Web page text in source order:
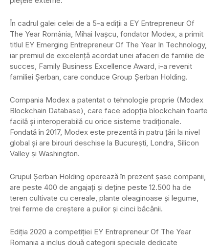
În cadrul galei celei de a 5-a ediții a EY Entrepreneur Of
The Year România, Mihai Ivaşcu, fondator Modex, a primit
titlul EY Emerging Entrepreneur Of The Year In Technology,
iar premiul de excelență acordat unei afaceri de familie de
succes, Family Business Excellence Award, i-a revenit
familiei Şerban, care conduce Group Şerban Holding.
Compania Modex a patentat o tehnologie proprie (Modex
Blockchain Database), care face adopția blockchain foarte
facilă și interoperabilă cu orice sisteme tradiționale.
Fondată în 2017, Modex este prezentă în patru țări la nivel
global și are birouri deschise la București, Londra, Silicon
Valley și Washington.
Grupul Șerban Holding operează în prezent șase companii,
are peste 400 de angajați și deține peste 12.500 ha de
teren cultivate cu cereale, plante oleaginoase și legume,
trei ferme de creștere a puilor și cinci băcănii.
Ediția 2020 a competiției EY Entrepreneur Of The Year
Romania a inclus două categorii speciale dedicate